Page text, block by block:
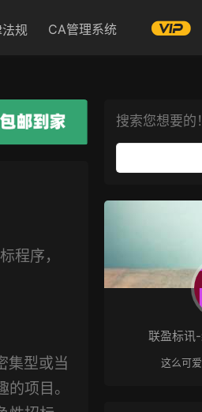
法规 CA管理系统
程序，
集型或当
项目。
搜索您想要的！
联盈标讯
这么可